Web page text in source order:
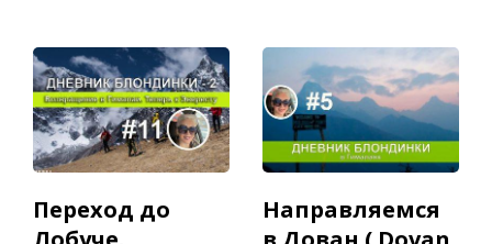
Переход до
Направляемся